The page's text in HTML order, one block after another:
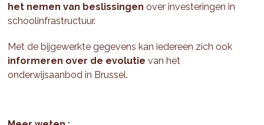
het nemen van beslissingen over investeringen in
schoolinfrastructuur.
Met de bijgewerkte gegevens kan iedereen zich ook
informeren over de evolutievan het
onderwijsaanbod in Brussel.